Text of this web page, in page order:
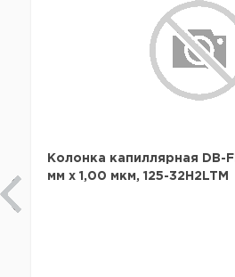
Колонка капиллярная DB-
мм х 1,00 мкм, 125-32H2LTM